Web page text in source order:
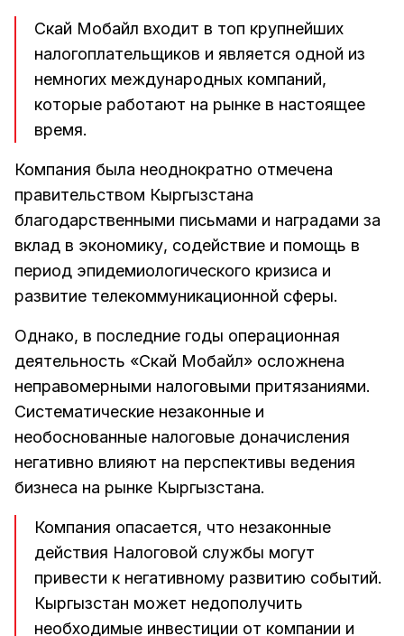
Скай Мобайл входит в топ крупнейших
налогоплательщиков и является одной из
немногих международных компаний,
которые работают на рынке в настоящее
время.
Компания была неоднократно отмечена
правительством Кыргызстана
благодарственными письмами и наградами за
вклад в экономику, содействие и помощь в
период эпидемиологического кризиса и
развитие телекоммуникационной сферы.
Однако, в последние годы операционная
деятельность «Скай Мобайл» осложнена
неправомерными налоговыми притязаниями.
Систематические незаконные и
необоснованные налоговые доначисления
негативно влияют на перспективы ведения
бизнеса на рынке Кыргызстана.
Компания опасается, что незаконные
действия Налоговой службы могут
привести к негативному развитию событий.
Кыргызстан может недополучить
необходимые инвестиции от компании и